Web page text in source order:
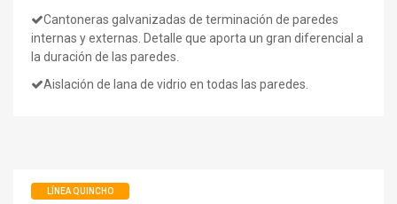
Cantoneras galvanizadas de terminación de paredes
internas y externas. Detalle que aporta un gran diferencial a
la duración de las paredes.
Aislación de lana de vidrio en todas las paredes.
LÍNEA QUINCHO